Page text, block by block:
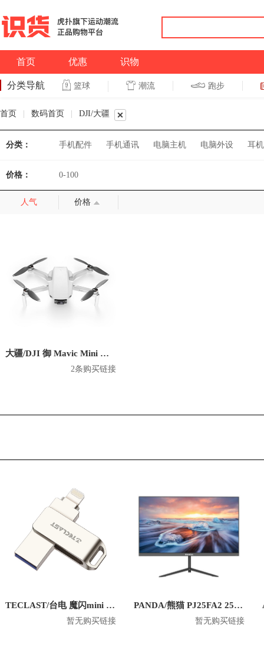
首页 优惠 识物
分类导航 篮球 潮流 跑步
首页 数码首页 DJI/大疆
分类： 手机配件 手机通讯 电脑主机 电脑外设 耳
价格： 0-100
人气 价格
大疆/DJI 御 Mavic Mini 无人机
2条购买链接
TECLAST/台电 魔闪mini U盘
暂无购买链接
PANDA/熊猫 PJ25FA2 25寸1080P平面显示器
暂无购买链接